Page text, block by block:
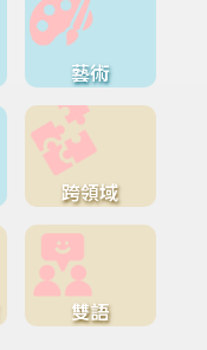
藝術
跨領域
雙語